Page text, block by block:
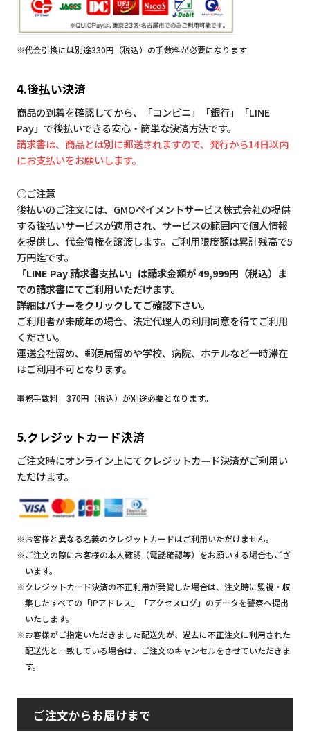
※代金引換には別途330円（税込）の手数料が必要になります
4.後払い決済
商品の到着を確認してから、「コンビニ」「銀行」「LINE
Pay」で後払いできる安心・簡単な決済方法です。
請求書は、商品とは別に郵送されますので、発行から14日以内
にお支払いをお願いします。
○ご注意
後払いのご注文には、GMOペイメントサービス株式会社の提供
する後払いサービスが適用され、サービスの範囲内で個人情報
を提供し、代金債権を譲渡します。ご利用限度額は累計残高で5
万円迄です。
「LINE Pay 請求書支払い」は請求金額が 49,999円（税込）ま
での請求書にてご利用いただけます。
詳細はバナーをクリックしてご確認下さい。
ご利用者が未成年の場合、法定代理人の利用同意を得てご利用
ください。
運送会社留め、郵便局留めや学校、病院、ホテルなど一時滞在
はご利用不可となります。
事務手数料 370円（税込）が別途必要となります。
5.クレジットカード決済
ご注文時にオンライン上にてクレジットカード決済がご利用い
ただけます。
※お客様と異なる名義のクレジットカードはご利用いただけません。
※ご注文の際にお客様の本人確認（電話確認等）をお願いする場合もござ
います。
※クレジットカード決済の不正利用が発覚した場合は、注文時に監視・収
集したすべての「IPアドレス」「アクセスログ」のデータを警察へ提出
いたします。
※お客様がご指定いただきました配送先が、過去に不正注文に利用された
配送先と一致している場合は、ご注文のキャンセルをさせていただきま
す。
ご注文からお届けまで